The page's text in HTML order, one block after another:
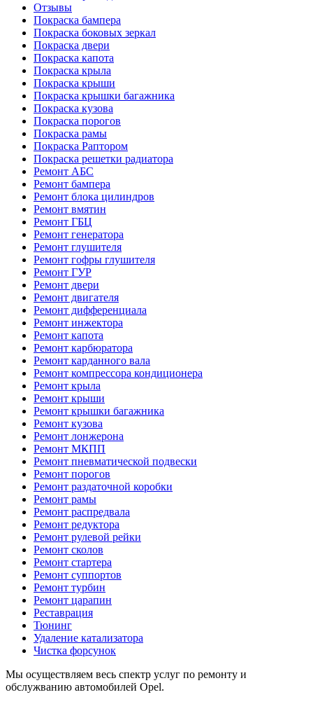
Отзывы
Покраска бампера
Покраска боковых зеркал
Покраска двери
Покраска капота
Покраска крыла
Покраска крыши
Покраска крышки багажника
Покраска кузова
Покраска порогов
Покраска рамы
Покраска Раптором
Покраска решетки радиатора
Ремонт АБС
Ремонт бампера
Ремонт блока цилиндров
Ремонт вмятин
Ремонт ГБЦ
Ремонт генератора
Ремонт глушителя
Ремонт гофры глушителя
Ремонт ГУР
Ремонт двери
Ремонт двигателя
Ремонт дифференциала
Ремонт инжектора
Ремонт капота
Ремонт карбюратора
Ремонт карданного вала
Ремонт компрессора кондиционера
Ремонт крыла
Ремонт крыши
Ремонт крышки багажника
Ремонт кузова
Ремонт лонжерона
Ремонт МКПП
Ремонт пневматической подвески
Ремонт порогов
Ремонт раздаточной коробки
Ремонт рамы
Ремонт распредвала
Ремонт редуктора
Ремонт рулевой рейки
Ремонт сколов
Ремонт стартера
Ремонт суппортов
Ремонт турбин
Ремонт царапин
Реставрация
Тюнинг
Удаление катализатора
Чистка форсунок
Мы осуществляем весь спектр услуг по ремонту и
обслужванию автомобилей Opel.